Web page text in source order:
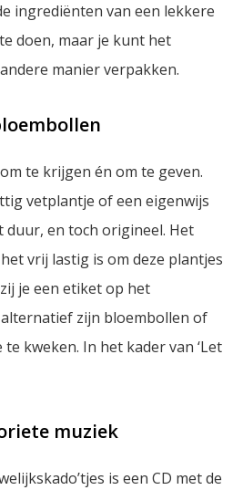
ingrediënten van een lekkere
doen, maar je kunt het
manier verpakken.
te krijgen én om te geven.
vetplantje of een eigenwijs
duur, en toch origineel. Het
vrij lastig is om deze plantjes
je een etiket op het
zijn bloembollen of
kweken. In het kader van ‘Let
muziek
is een CD met de